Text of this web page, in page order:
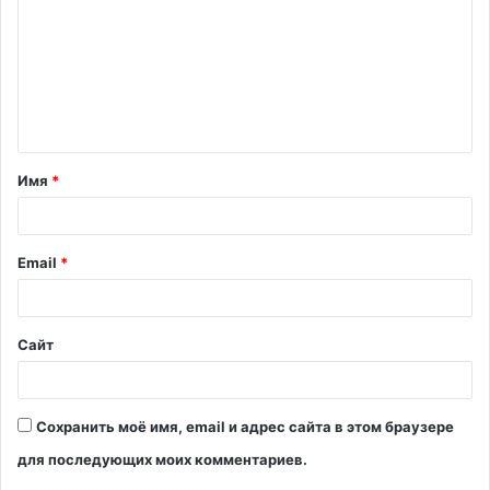
т
а
й
*
Имя *
Email *
Сайт
Сохранить моё имя, email и адрес сайта в этом браузере
для последующих моих комментариев.